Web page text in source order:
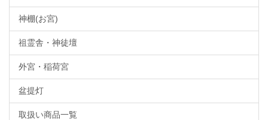
神棚(お宮)
祖霊舎・神徒壇
外宮・稲荷宮
盆提灯
取扱い商品一覧